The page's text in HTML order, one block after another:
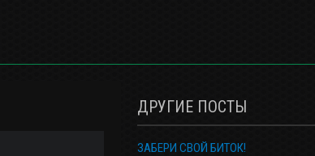
ДРУГИЕ ПОСТЫ
ЗАБЕРИ СВОЙ БИТОК!